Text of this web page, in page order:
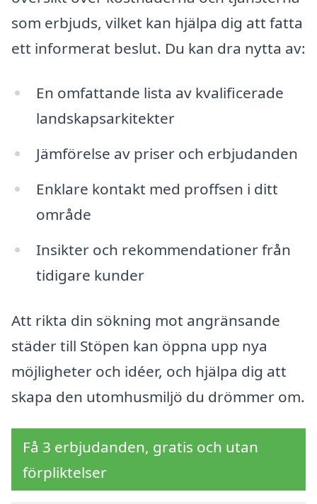
som erbjuds, vilket kan hjälpa dig att fatta
ett informerat beslut. Du kan dra nytta av:
En omfattande lista av kvalificerade
landskapsarkitekter
Jämförelse av priser och erbjudanden
Enklare kontakt med proffsen i ditt
område
Insikter och rekommendationer från
tidigare kunder
Att rikta din sökning mot angränsande
städer till Stöpen kan öppna upp nya
möjligheter och idéer, och hjälpa dig att
skapa den utomhusmiljö du drömmer om.
Få 3 erbjudanden, gratis och utan
förpliktelser